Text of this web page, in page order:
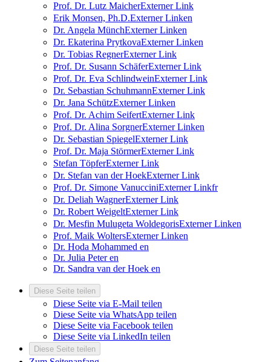
Prof. Dr. Lutz MaicherExterner Link
Erik Monsen, Ph.D.Externer Linken
Dr. Angela MünchExterner Linken
Dr. Ekaterina PrytkovaExterner Linken
Dr. Tobias RegnerExterner Link
Prof. Dr. Susann SchäferExterner Link
Prof. Dr. Eva SchlindweinExterner Link
Dr. Sebastian SchuhmannExterner Link
Dr. Jana SchützExterner Linken
Prof. Dr. Achim SeifertExterner Link
Prof. Dr. Alina SorgnerExterner Linken
Dr. Sebastian SpiegelExterner Link
Prof. Dr. Maja StörmerExterner Link
Stefan TöpferExterner Link
Dr. Stefan van der HoekExterner Link
Prof. Dr. Simone VanucciniExterner Linkfr
Dr. Deliah WagnerExterner Link
Dr. Robert WeigeltExterner Link
Dr. Mesfin Mulugeta WoldegorisExterner Linken
Prof. Maik WoltersExterner Linken
Dr. Hoda Mohammed en
Dr. Julia Peteren
Dr. Sandra van der Hoek en
Diese Seite teilen
Diese Seite via E-Mail teilen
Diese Seite via WhatsApp teilen
Diese Seite via Facebook teilen
Diese Seite via LinkedIn teilen
Diese Seite teilen